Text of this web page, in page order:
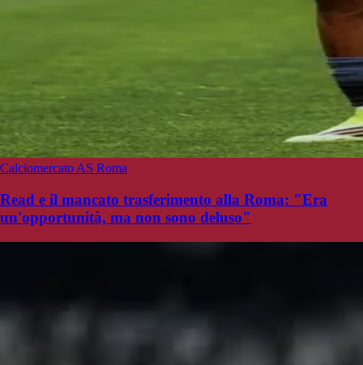
Calciomercato AS Roma
Read e il mancato trasferimento alla Roma: "Era
un'opportunità, ma non sono deluso"